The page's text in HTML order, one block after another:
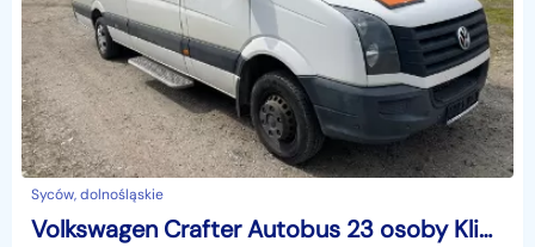
Syców, dolnośląskie
Volkswagen Crafter Autobus 23 osoby Klima Nawi Kamera 2015 Crafter 2.0-163KM Autobus 23 osoby Klima Nawi Kamera elek-drzwi 2015